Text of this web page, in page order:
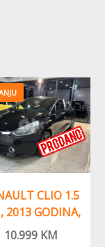
CLIO 1.5
2013 GODINA,
NAVIGACIJA
10.999KM